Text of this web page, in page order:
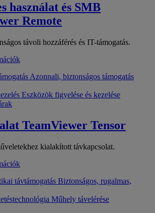
használat és SMB
Remote
távoli hozzáférés és IT-támogatás.
Azonnali, biztonságos támogatás
Eszközök figyelése és kezelése
TeamViewer Tensor
kialakított távkapcsolat.
távtámogatás Biztonságos, rugalmas,
Műhely távelérése